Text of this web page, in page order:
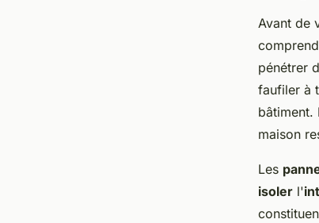
Avant de
pénétrer
faufiler à
bâtiment.
maison
Les
isoler l'